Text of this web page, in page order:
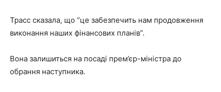
Трасс сказала, що “це забезпечить нам продовження
виконання наших фінансових планів”.
Вона залишиться на посаді прем’єр-міністра до
обрання наступника.